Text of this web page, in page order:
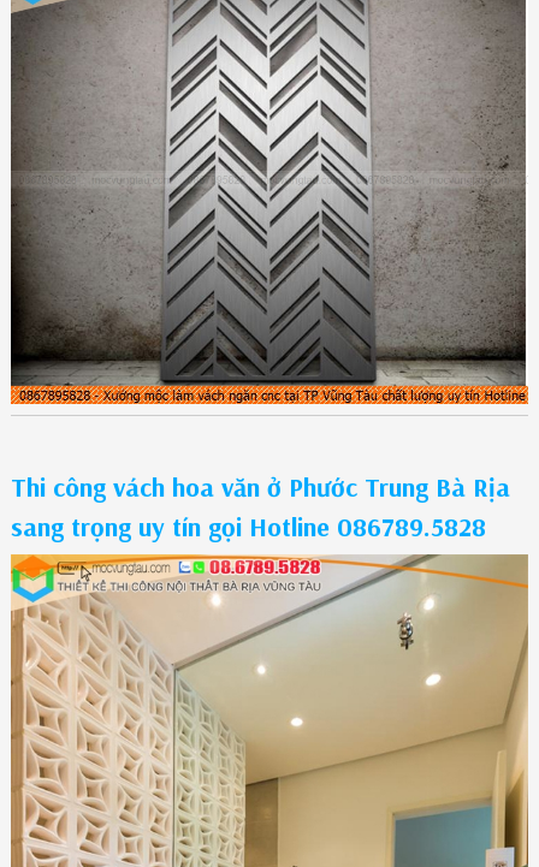
Thi công vách hoa văn ở Phước Trung Bà Rịa
sang trọng uy tín gọi Hotline 086789.5828